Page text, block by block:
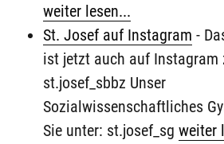
weiter lesen...
St. Josef auf Instagram -
ist jetzt auch auf Instagram
st.josef_sbbz Unser
Sozialwissenschaftliches
Sie unter: st.josef_sgweiter